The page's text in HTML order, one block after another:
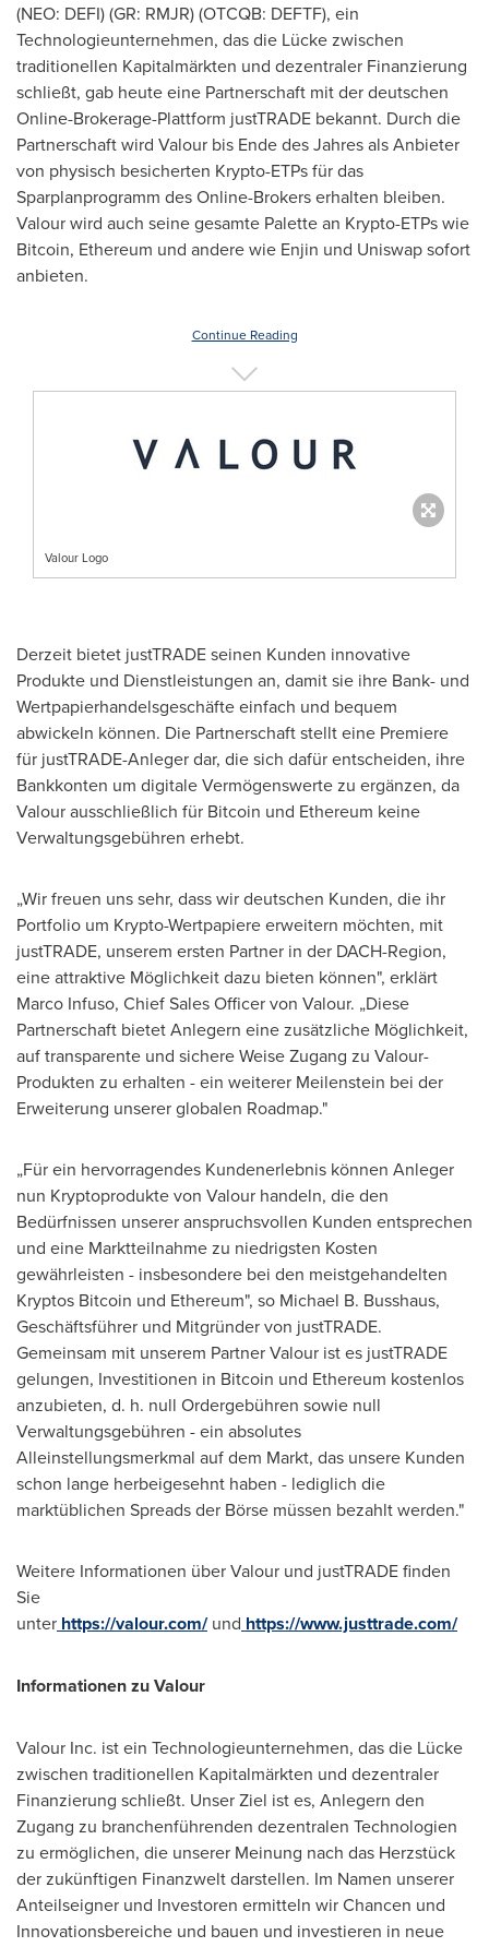
(NEO: DEFI) (GR: RMJR) (OTCQB: DEFTF), ein
Technologieunternehmen, das die Lücke zwischen
traditionellen Kapitalmärkten und dezentraler Finanzierung
schließt, gab heute eine Partnerschaft mit der deutschen
Online-Brokerage-Plattform justTRADE bekannt. Durch die
Partnerschaft wird Valour bis Ende des Jahres als Anbieter
von physisch besicherten Krypto-ETPs für das
Sparplanprogramm des Online-Brokers erhalten bleiben.
Valour wird auch seine gesamte Palette an Krypto-ETPs wie
Bitcoin, Ethereum und andere wie Enjin und Uniswap sofort
anbieten.
Continue Reading
Valour Logo
Derzeit bietet justTRADE seinen Kunden innovative
Produkte und Dienstleistungen an, damit sie ihre Bank- und
Wertpapierhandelsgeschäfte einfach und bequem
abwickeln können. Die Partnerschaft stellt eine Premiere
für justTRADE-Anleger dar, die sich dafür entscheiden, ihre
Bankkonten um digitale Vermögenswerte zu ergänzen, da
Valour ausschließlich für Bitcoin und Ethereum keine
Verwaltungsgebühren erhebt.
„Wir freuen uns sehr, dass wir deutschen Kunden, die ihr
Portfolio um Krypto-Wertpapiere erweitern möchten, mit
justTRADE, unserem ersten Partner in der DACH-Region,
eine attraktive Möglichkeit dazu bieten können", erklärt
Marco Infuso, Chief Sales Officervon Valour. „Diese
Partnerschaft bietet Anlegern eine zusätzliche Möglichkeit,
auf transparente und sichere Weise Zugang zu Valour-
Produkten zu erhalten - ein weiterer Meilenstein bei der
Erweiterung unserer globalen Roadmap."
„Für ein hervorragendes Kundenerlebnis können Anleger
nun Kryptoprodukte von Valour handeln, die den
Bedürfnissen unserer anspruchsvollen Kunden entsprechen
und eine Marktteilnahme zu niedrigsten Kosten
gewährleisten - insbesondere bei den meistgehandelten
Kryptos Bitcoin und Ethereum", so Michael B. Busshaus,
Geschäftsführer und Mitgründer von justTRADE.
Gemeinsam mit unserem Partner Valour ist es justTRADE
gelungen, Investitionen in Bitcoin und Ethereum kostenlos
anzubieten, d. h. null Ordergebühren sowie null
Verwaltungsgebühren - ein absolutes
Alleinstellungsmerkmal auf dem Markt, das unsere Kunden
schon lange herbeigesehnt haben - lediglich die
marktüblichen Spreads der Börse müssen bezahlt werden."
Weitere Informationen über Valour und justTRADE finden
Sie
unter https://valour.com/und https://www.justtrade.com/
Informationen zu Valour
Valour Inc. ist ein Technologieunternehmen, das die Lücke
zwischen traditionellen Kapitalmärkten und dezentraler
Finanzierung schließt. Unser Ziel ist es, Anlegern den
Zugang zu branchenführenden dezentralen Technologien
zu ermöglichen, die unserer Meinung nach das Herzstück
der zukünftigen Finanzwelt darstellen. Im Namen unserer
Anteilseigner und Investoren ermitteln wir Chancen und
Innovationsbereiche und bauen und investieren in neue